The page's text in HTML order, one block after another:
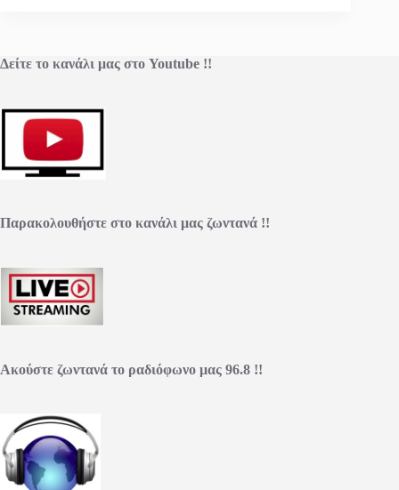
Δείτε το κανάλι μας στο Youtube !!
Παρακολουθήστε στο κανάλι μας ζωντανά !!
Ακούστε ζωντανά το ραδιόφωνο μας 96.8 !!